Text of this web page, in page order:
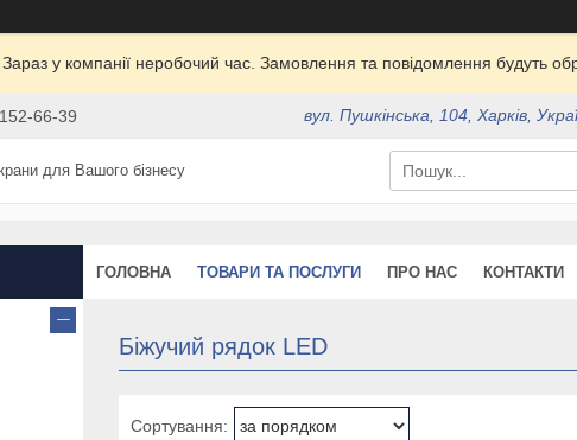
Зараз у компанії неробочий час. Замовлення та повідомлення будуть
66-39 вул. Пушкінська, 104, Харків,
для Вашого бізнесу
ГОЛОВНА ТОВАРИ ТА ПОСЛУГИ ПРО НАС КОНТАКТИ
Біжучий рядок LED